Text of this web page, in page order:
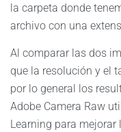
la carpeta donde
archivo con una
Al comparar las dos
que la resolución y el
por lo general los
Adobe Camera Raw
Learning para